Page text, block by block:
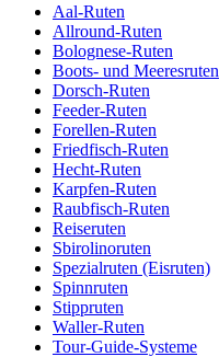
Aal-Ruten
Allround-Ruten
Bolognese-Ruten
Boots- und Meeresruten
Dorsch-Ruten
Feeder-Ruten
Forellen-Ruten
Friedfisch-Ruten
Hecht-Ruten
Karpfen-Ruten
Raubfisch-Ruten
Reiseruten
Sbirolinoruten
Spezialruten (Eisruten)
Spinnruten
Stippruten
Waller-Ruten
Tour-Guide-Systeme